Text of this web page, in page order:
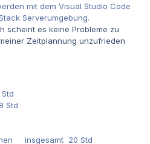
mit dem Visual Studio Code
Serverumgebung.
scheint es keine Probleme zu
Zeitplannung unzufrieden
Std
insgesamt 20 Std